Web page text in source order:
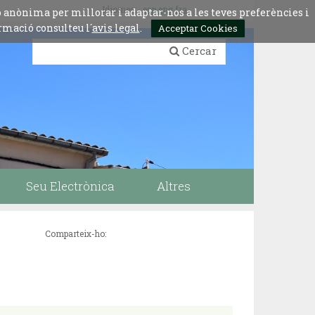
per millorar i adaptar-nos a les teves preferències i
consulteu l´avis legal. Acceptar Cookies
Idiomes:esp engfra
Cercar
Seu Electrònica Altres
Comparteix-ho: